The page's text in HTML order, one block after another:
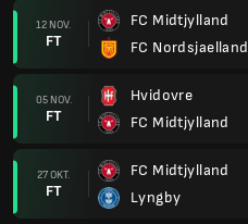
12 NOV.
FT
FC Midtjylland
FC Nordsjaelland
05 NOV.
FT
Hvidovre
FC Midtjylland
27 OKT.
FT
FC Midtjylland
Lyngby